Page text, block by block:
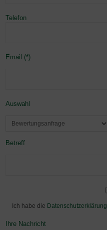
Telefon
Email (*)
Auswahl
Betreff
Ich habe die Datenschutzerklärung
Ihre Nachricht